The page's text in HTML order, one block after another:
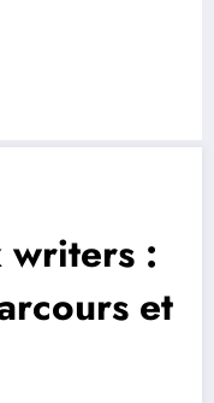
writers :
et